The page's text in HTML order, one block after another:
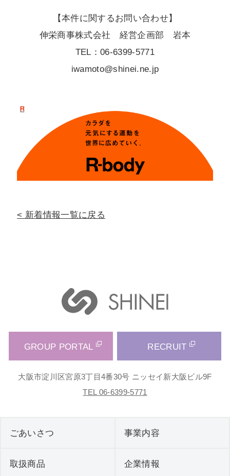
【本件に関するお問い合わせ】
伸栄商事株式会社 経営企画部 岩本
TEL：06-6399-5771
iwamoto@shinei.ne.jp
新着情報一覧に戻る
GROUP PORTAL RECRUIT
大阪市淀川区宮原3丁目4番30号 ニッセイ新大阪ビル9F
TEL 06-6399-5771
ごあいさつ 事業内容
取扱商品 企業情報